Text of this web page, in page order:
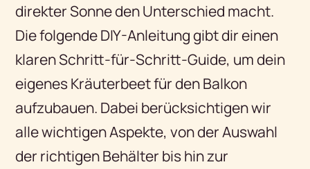
direkter Sonne den Unterschied macht.
Die folgende DIY-Anleitung gibt dir einen
klaren Schritt-für-Schritt-Guide, um dein
eigenes Kräuterbeet für den Balkon
aufzubauen. Dabei berücksichtigen wir
alle wichtigen Aspekte, von der Auswahl
der richtigen Behälter bis hin zur